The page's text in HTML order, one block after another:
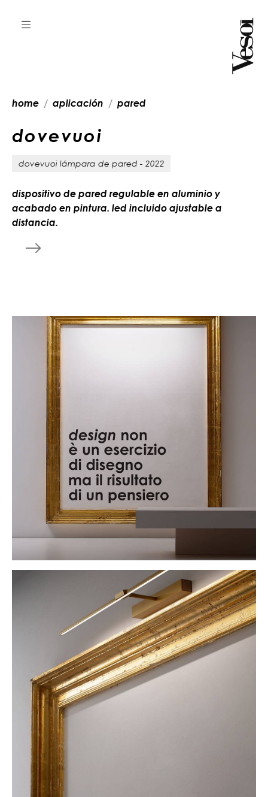
home aplicación pared
dovevuoi
dovevuoi lámpara de pared - 2022
dispositivo de pared regulable en aluminio y
acabado en pintura. led incluido ajustable a
distancia.